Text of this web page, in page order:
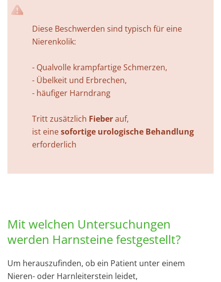
Diese Beschwerden sind typisch für eine
Nierenkolik:
- Qualvolle krampfartige Schmerzen,
- Übelkeit und Erbrechen,
- häufiger Harndrang
Tritt zusätzlich Fieberauf,
ist einesofortige urologische Behandlung
erforderlich
Mit welchen Untersuchungen
werden Harnsteine festgestellt?
Um herauszufinden, ob ein Patient unter einem
Nieren- oder Harnleiterstein leidet,